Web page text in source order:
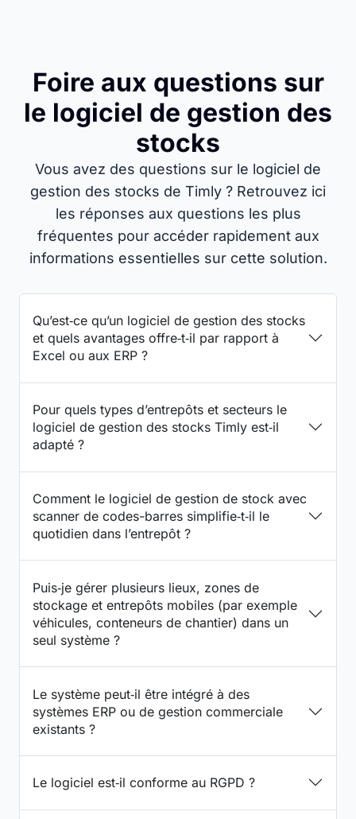
Foire aux questions sur
le logiciel de gestion des
stocks
Vous avez des questions sur le logiciel de
gestion des stocks de Timly ? Retrouvez ici
les réponses aux questions les plus
fréquentes pour accéder rapidement aux
informations essentielles sur cette solution.
Qu’est‑ce qu’un logiciel de gestion des stocks
et quels avantages offre‑t‑il par rapport à
Excel ou aux ERP ?
Pour quels types d’entrepôts et secteurs le
logiciel de gestion des stocks Timly est‑il
adapté ?
Comment le logiciel de gestion de stock avec
scanner de codes-barres simplifie‑t‑il le
quotidien dans l’entrepôt ?
Puis‑je gérer plusieurs lieux, zones de
stockage et entrepôts mobiles (par exemple
véhicules, conteneurs de chantier) dans un
seul système ?
Le système peut‑il être intégré à des
systèmes ERP ou de gestion commerciale
existants ?
Le logiciel est‑il conforme au RGPD ?